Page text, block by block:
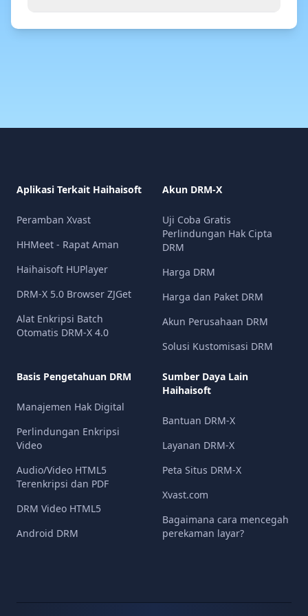
untuk konten bernilai tinggi.
Ya. DRM-X menyediakan opsi integrasi
Aplikasi Terkait Haihaisoft
Peramban Xvast
HHMeet - Rapat Aman
Haihaisoft HUPlayer
DRM-X 5.0 Browser ZJGet
Alat Enkripsi Batch
Otomatis DRM-X 4.0
Akun DRM-X
Uji Coba Gratis
Perlindungan Hak Cipta
DRM
Harga DRM
Harga dan Paket DRM
Akun Perusahaan DRM
Solusi Kustomisasi DRM
Basis Pengetahuan DRM
Manajemen Hak Digital
Perlindungan Enkripsi
Video
Audio/Video HTML5
Terenkripsi dan PDF
DRM Video HTML5
Android DRM
Sumber Daya Lain
Haihaisoft
Bantuan DRM-X
Layanan DRM-X
Peta Situs DRM-X
Xvast.com
Bagaimana cara mencegah
perekaman layar?